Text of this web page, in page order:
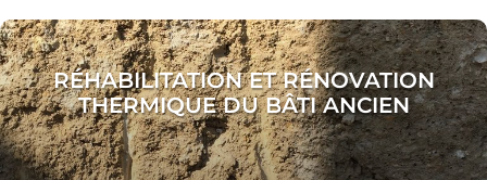
RÉHABILITATION ET RÉNOVATION
THERMIQUE DU BÂTI ANCIEN